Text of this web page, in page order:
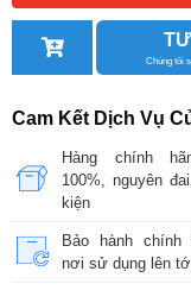
Chúng tôi
Cam Kết Dịch Vụ
Hàng chính
100%, nguyên
kiện
Bảo hành chính
nơi sử dụng lên